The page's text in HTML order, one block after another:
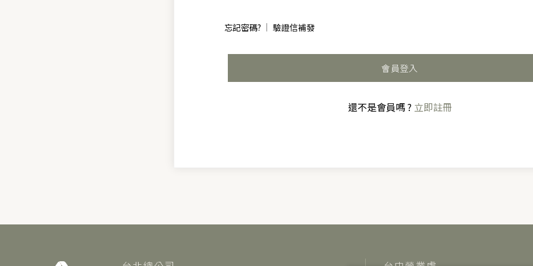
忘記密碼? 驗證信補發
會員登入
還不是會員嗎 ? 立即註冊